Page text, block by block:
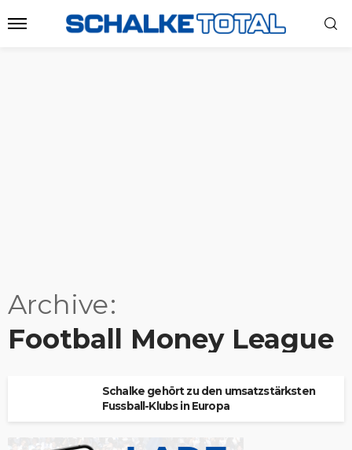
Archive
Football Money League
Schalke gehört zu den umsatzstärksten
Fussball-Klubs in Europa